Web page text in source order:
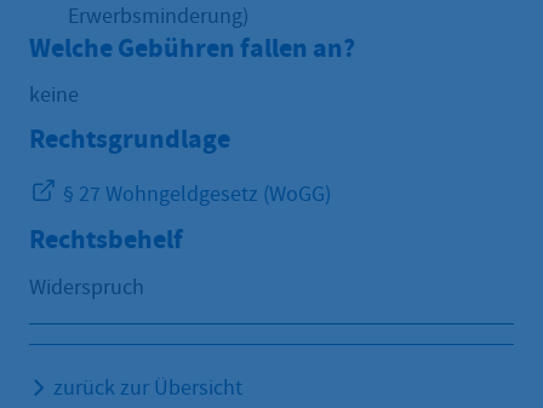
Erwerbsminderung)
Welche Gebühren fallen an?
keine
Rechtsgrundlage
§ 27 Wohngeldgesetz (WoGG)
Rechtsbehelf
Widerspruch
zurück zur Übersicht